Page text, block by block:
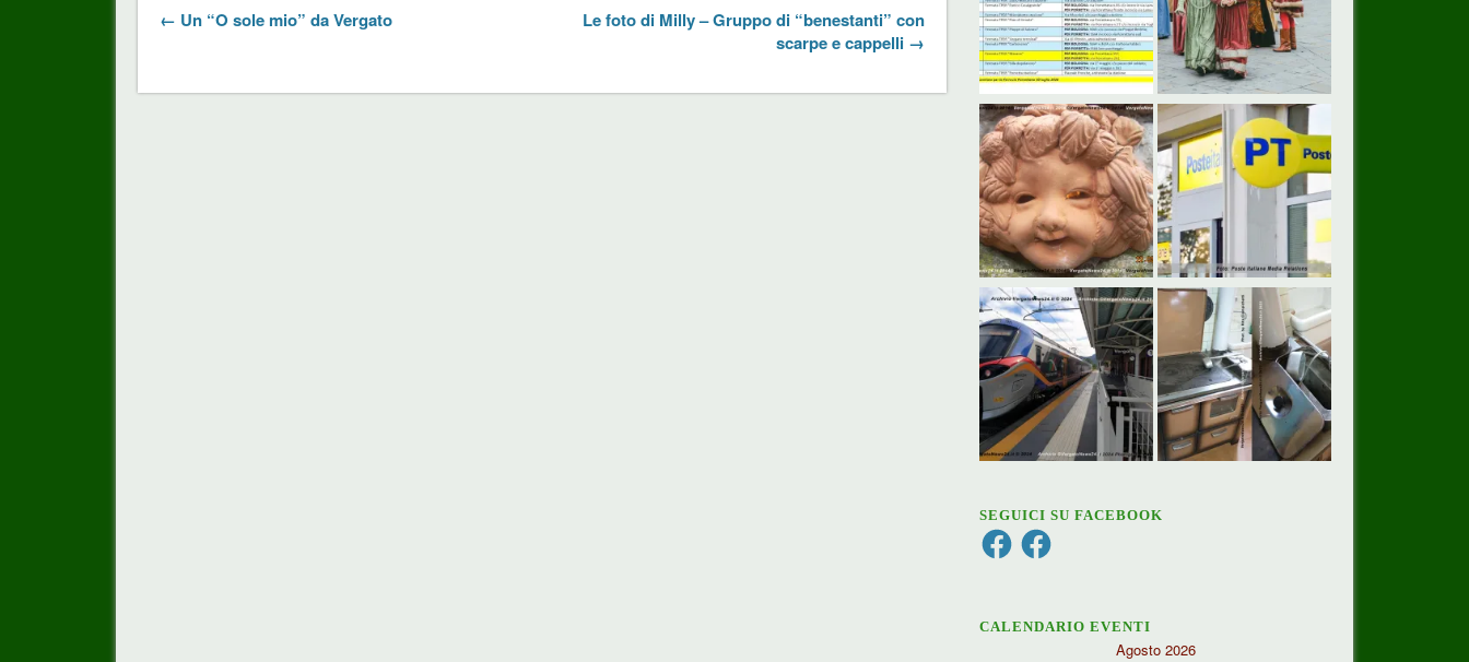
← Un “O sole mio” da Vergato
Le foto di Milly – Gruppo di “benestanti” con
scarpe e cappelli →
SEGUICI SU FACEBOOK
FacebookFacebook
CALENDARIO EVENTI
Agosto 2026